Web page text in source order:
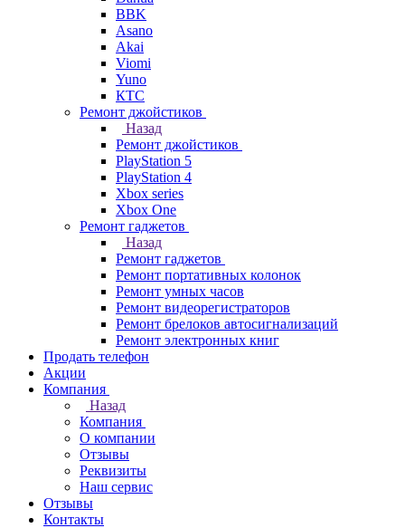
BBK
Asano
Akai
Viomi
Yuno
КТС
Ремонт джойстиков
Назад
Ремонт джойстиков
PlayStation 5
PlayStation 4
Xbox series
Xbox One
Ремонт гаджетов
Назад
Ремонт гаджетов
Ремонт портативных колонок
Ремонт умных часов
Ремонт видеорегистраторов
Ремонт брелоков автосигнализаций
Ремонт электронных книг
Продать телефон
Акции
Компания
Назад
Компания
О компании
Отзывы
Реквизиты
Наш сервис
Отзывы
Контакты